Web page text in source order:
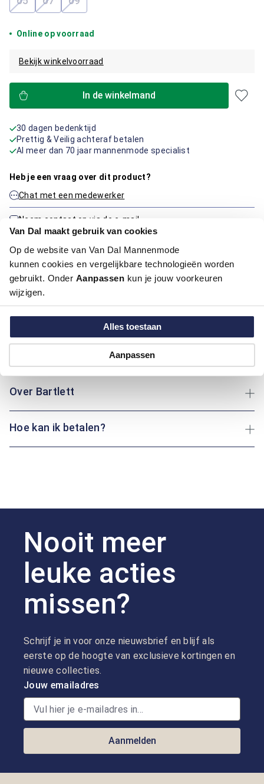
Van Dal maakt gebruik van cookies
Op de website van Van Dal Mannenmode
kunnen cookies en vergelijkbare technologieën worden
gebruikt. Onder Aanpassen kun je jouw voorkeuren
wijzigen.
Alles toestaan
Aanpassen
(Deze optie is momenteel niet beschikbaar.)
(Deze optie is momenteel niet beschikbaar.)
(Deze optie is momenteel niet beschikbaar.)
Online op voorraad
Bekijk winkelvoorraad
In de winkelmand
30 dagen bedenktijd
Prettig & Veilig achteraf betalen
Al meer dan 70 jaar mannenmode specialist
Heb je een vraag over dit product?
Chat met een medewerker
Neem contact op via de e-mail
Productinformatie
Artikelnummer
54% Polyester / 44% Wol / 2% Lycra
Over Bartlett
Hoe kan ik betalen?
Nooit meer
leuke acties
missen?
Schrijf je in voor onze nieuwsbrief en blijf als
eerste op de hoogte van exclusieve kortingen en
nieuwe collecties.
Jouw emailadres
Aanmelden